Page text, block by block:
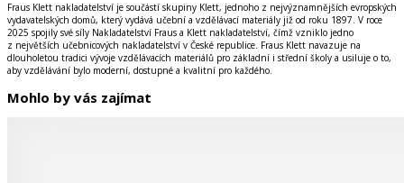
Fraus Klett nakladatelství je součástí skupiny Klett, jednoho z nejvýznamnějších evropských
vydavatelských domů, který vydává učební a vzdělávací materiály již od roku 1897. V roce
2025 spojily své síly Nakladatelství Fraus a Klett nakladatelství, čímž vzniklo jedno
z největších učebnicových nakladatelství v České republice. Fraus Klett navazuje na
dlouholetou tradici vývoje vzdělávacích materiálů pro základní i střední školy a usiluje o to,
aby vzdělávání bylo moderní, dostupné a kvalitní pro každého.
Mohlo by vás zajímat